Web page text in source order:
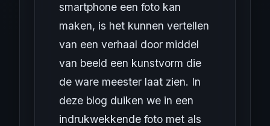
smartphone een foto kan
maken, is het kunnen vertellen
van een verhaal door middel
van beeld een kunstvorm die
de ware meester laat zien. In
deze blog duiken we in een
indrukwekkende foto met als